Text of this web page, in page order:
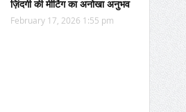
ज़िंदगी की मीटिंग का अनोखा अनुभव
February 17, 2026 1:55 pm